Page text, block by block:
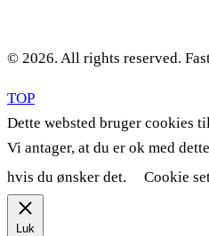
© 2026. All rights reserved.
TOP
Dette websted bruger cookies
Vi antager, at du er ok med
hvis du ønsker det.
Cookie
Luk